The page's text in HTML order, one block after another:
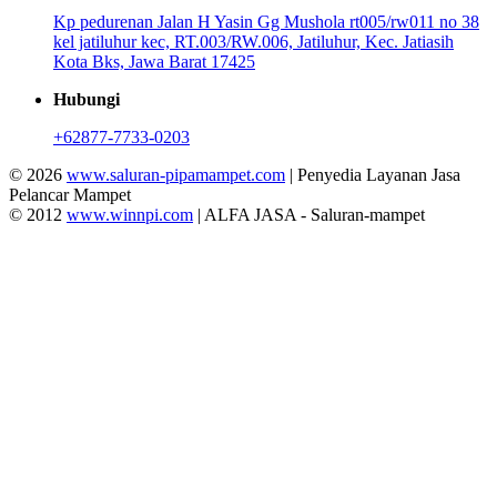
Kp pedurenan Jalan H Yasin Gg Mushola rt005/rw011 no 38
kel jatiluhur kec, RT.003/RW.006, Jatiluhur, Kec. Jatiasih
Kota Bks, Jawa Barat 17425
Hubungi
+62877-7733-0203
© 2026 www.saluran-pipamampet.com | Penyedia Layanan Jasa
Pelancar Mampet
© 2012 www.winnpi.com | ALFA JASA - Saluran-mampet